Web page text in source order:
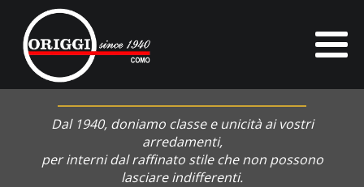
Dal 1940, doniamo classe e unicità ai vostri
arredamenti,
per interni dal raffinato stile che non possono
lasciare indifferenti.